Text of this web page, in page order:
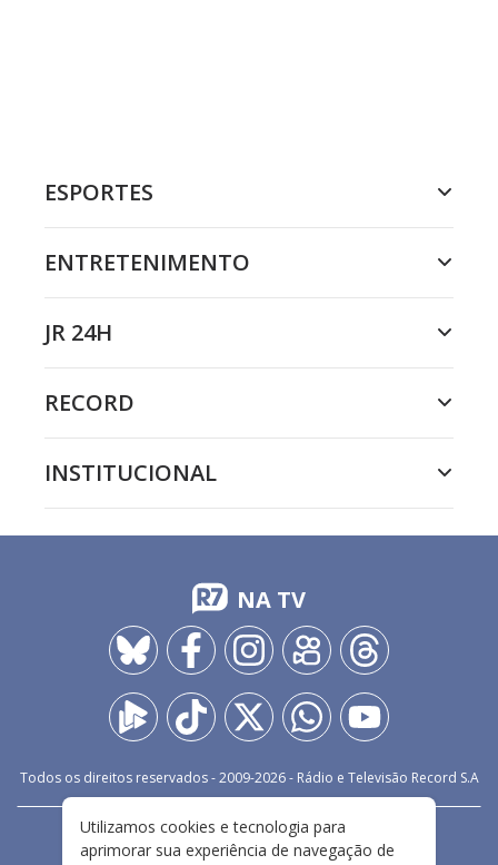
ESPORTES
ENTRETENIMENTO
JR 24H
RECORD
INSTITUCIONAL
NA TV
Todos os direitos reservados - 2009-2026- Rádio e Televisão Record S.A
FALE CONOSCO
PRIVACIDADE
Utilizamos cookies e tecnologia para
aprimorar sua experiência de navegação de